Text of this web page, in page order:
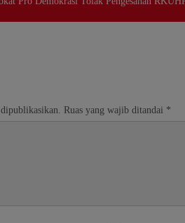
Ruas yang wajib ditandai *